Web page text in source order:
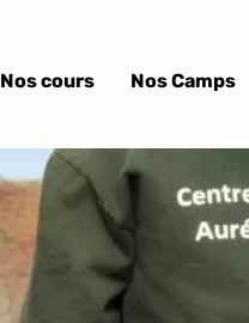
Nos cours Nos Camps